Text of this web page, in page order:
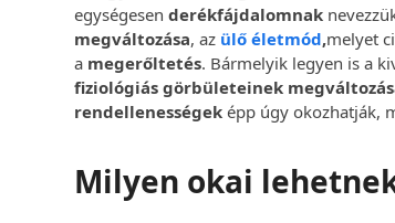
egységesenderékfájdalomnak
megváltozása, az ülő életmód,melyet
a megerőltetés. Bármelyik legyen is a
fiziológiás görbületeinek
rendellenességek épp úgy okozhatják,
Milyen okai